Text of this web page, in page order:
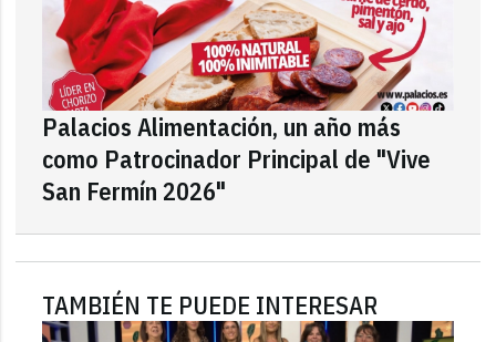
Palacios Alimentación, un año más
como Patrocinador Principal de "Vive
San Fermín 2026"
TAMBIÉN TE PUEDE INTERESAR